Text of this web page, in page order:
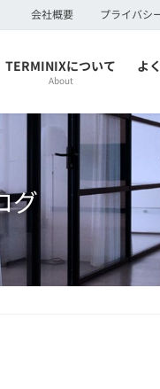
会社概要 プライバシ
TERMINIXについて
About
よ
グ